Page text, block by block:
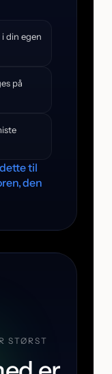
din egen
på
til
den
STØRST